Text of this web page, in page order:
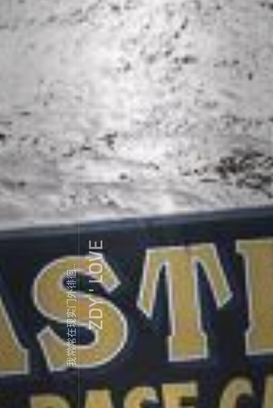
我常常在现实门外徘徊...ZDY ' LOVE